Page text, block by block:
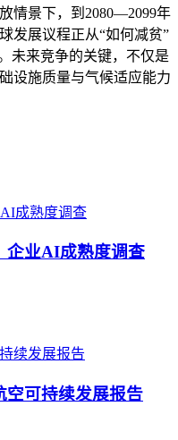
情景下，到2080—2099年
发展议程正从“如何减贫”
未来竞争的关键，不仅是
设施质量与气候适应能力
成熟度调查
企业AI成熟度调查
续发展报告
空可持续发展报告